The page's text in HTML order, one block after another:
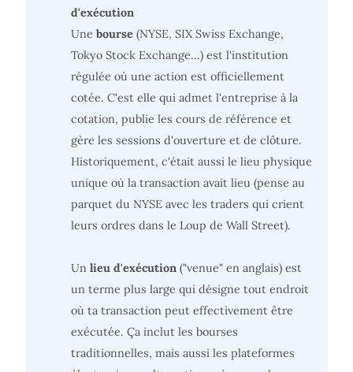
d'exécution
Une bourse(NYSE, SIX Swiss Exchange,
Tokyo Stock Exchange...) est l'institution
régulée où une action est officiellement
cotée. C'est elle qui admet l'entreprise à la
cotation, publie les cours de référence et
gère les sessions d'ouverture et de clôture.
Historiquement, c'était aussi le lieu physique
unique où la transaction avait lieu (pense au
parquet du NYSE avec les traders qui crient
leurs ordres dans le Loup de Wall Street).
Un lieu d'exécution("venue" en anglais) est
un terme plus large qui désigne tout endroit
où ta transaction peut effectivement être
exécutée. Ça inclut les bourses
traditionnelles, mais aussi les plateformes